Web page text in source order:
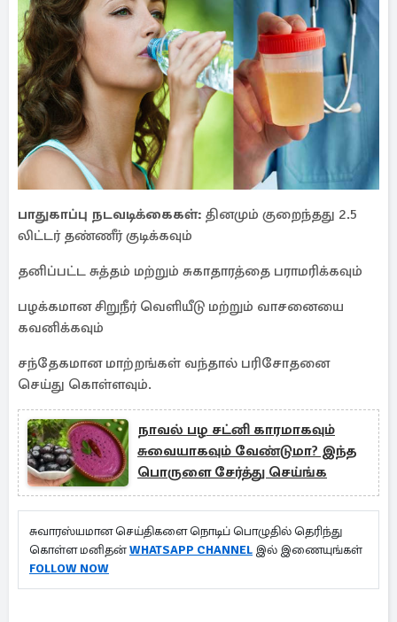
பாதுகாப்பு நடவடிக்கைகள்: தினமும் குறைந்தது 2.5
லிட்டர் தண்ணீர் குடிக்கவும்
தனிப்பட்ட சுத்தம் மற்றும் சுகாதாரத்தை பராமரிக்கவும்
பழக்கமான சிறுநீர் வெளியீடு மற்றும் வாசனையை
கவனிக்கவும்
சந்தேகமான மாற்றங்கள் வந்தால் பரிசோதனை
செய்து கொள்ளவும்.
நாவல் பழ சட்னி காரமாகவும்
சுவையாகவும் வேண்டுமா? இந்த
பொருளை சேர்த்து செய்ங்க
சுவாரஸ்யமான செய்திகளை நொடிப் பொழுதில் தெரிந்து
கொள்ள மனிதன்WHATSAPP CHANNEL இல் இணையுங்கள்
FOLLOW NOW